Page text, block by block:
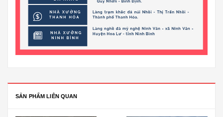
SẢN PHẨM LIÊN QUAN